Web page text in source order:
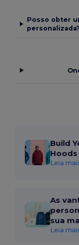
Posso obter
personalizada?
Build
Leia
As
sua
Leia